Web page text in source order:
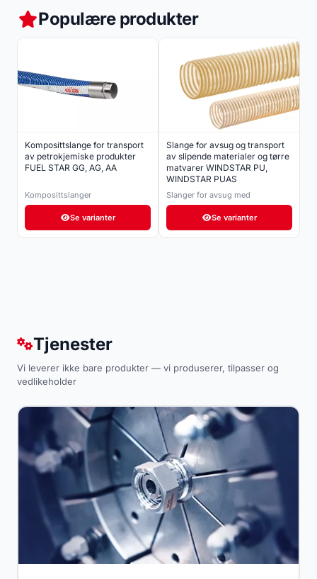
Populære produkter
Komposittslange for transport
av petrokjemiske produkter
FUEL STAR GG, AG, AA
Komposittslanger
Se varianter
Slange for avsug og transport
av slipende materialer og tørre
matvarer WINDSTAR PU,
WINDSTAR PUAS
Slanger for avsug med
slitasjebestandighet
Se varianter
Tjenester
Vi leverer ikke bare produkter — vi produserer, tilpasser og
vedlikeholder